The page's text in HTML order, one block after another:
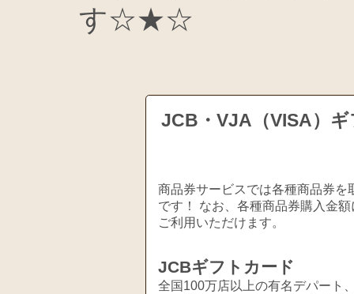
す☆★☆
JCB・VJA（VISA）
商品券サービスでは各種商品券
です！ なお、各種商品券購入金
ご利用いただけます。
JCBギフトカード
全国100万店以上の有名デパート